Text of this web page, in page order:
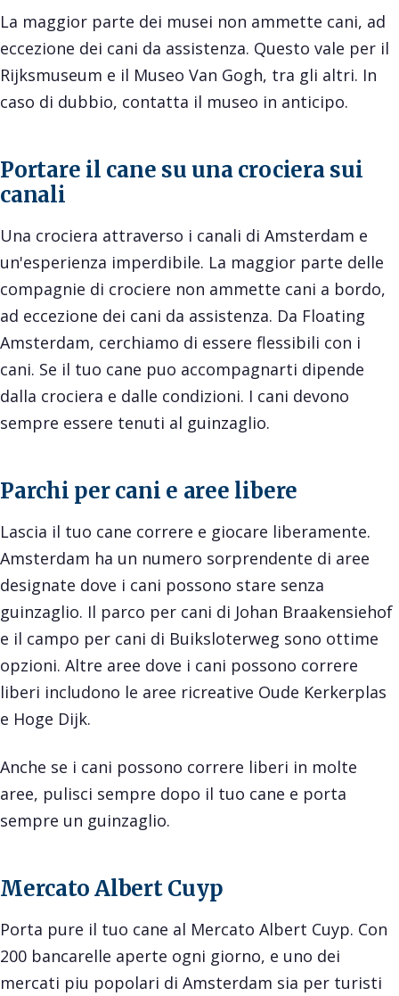
La maggior parte dei musei non ammette cani, ad
eccezione dei cani da assistenza. Questo vale per il
Rijksmuseum e il Museo Van Gogh, tra gli altri. In
caso di dubbio, contatta il museo in anticipo.
Portare il cane su una crociera sui
canali
Una crociera attraverso i canali di Amsterdam e
un'esperienza imperdibile. La maggior parte delle
compagnie di crociere non ammette cani a bordo,
ad eccezione dei cani da assistenza. Da Floating
Amsterdam, cerchiamo di essere flessibili con i
cani. Se il tuo cane puo accompagnarti dipende
dalla crociera e dalle condizioni. I cani devono
sempre essere tenuti al guinzaglio.
Parchi per cani e aree libere
Lascia il tuo cane correre e giocare liberamente.
Amsterdam ha un numero sorprendente di aree
designate dove i cani possono stare senza
guinzaglio. Il parco per cani di Johan Braakensiehof
e il campo per cani di Buiksloterweg sono ottime
opzioni. Altre aree dove i cani possono correre
liberi includono le aree ricreative Oude Kerkerplas
e Hoge Dijk.
Anche se i cani possono correre liberi in molte
aree, pulisci sempre dopo il tuo cane e porta
sempre un guinzaglio.
Mercato Albert Cuyp
Porta pure il tuo cane al Mercato Albert Cuyp. Con
200 bancarelle aperte ogni giorno, e uno dei
mercati piu popolari di Amsterdam sia per turisti